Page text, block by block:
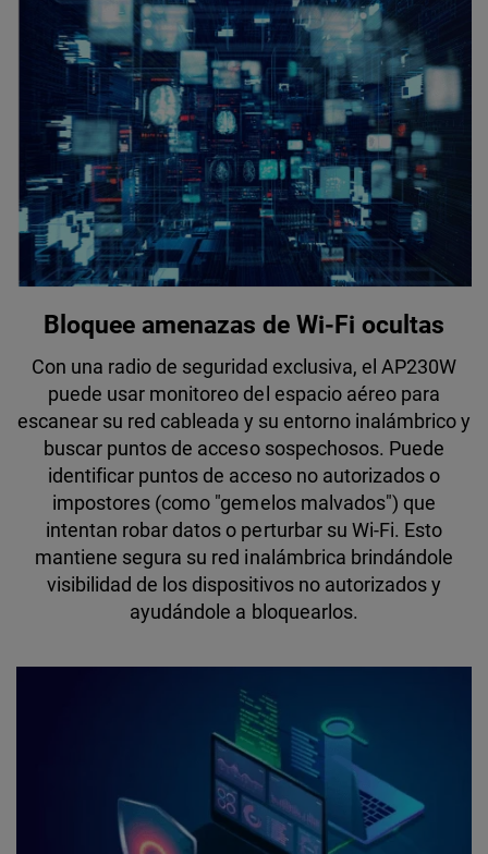
Bloquee amenazas de Wi-Fi ocultas
Con una radio de seguridad exclusiva, el AP230W
puede usar monitoreo del espacio aéreo para
escanear su red cableada y su entorno inalámbrico y
buscar puntos de acceso sospechosos. Puede
identificar puntos de acceso no autorizados o
impostores (como "gemelos malvados") que
intentan robar datos o perturbar su Wi-Fi. Esto
mantiene segura su red inalámbrica brindándole
visibilidad de los dispositivos no autorizados y
ayudándole a bloquearlos.